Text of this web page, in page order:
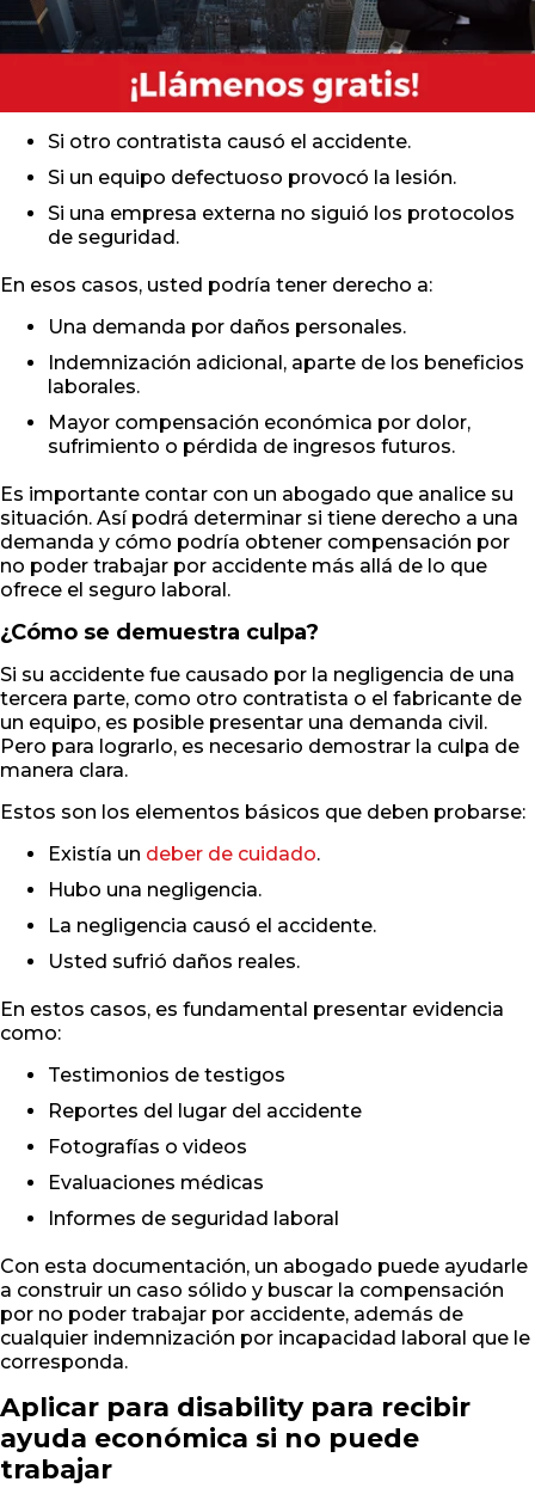
Si otro contratista causó el accidente.
Si un equipo defectuoso provocó la lesión.
Si una empresa externa no siguió los protocolos
de seguridad.
En esos casos, usted podría tener derecho a:
Una demanda por daños personales.
Indemnización adicional, aparte de los beneficios
laborales.
Mayor compensación económica por dolor,
sufrimiento o pérdida de ingresos futuros.
Es importante contar con un abogado que analice su
situación. Así podrá determinar si tiene derecho a una
demanda y cómo podría obtener compensación por
no poder trabajar por accidente más allá de lo que
ofrece el seguro laboral.
¿Cómo se demuestra culpa?
Si su accidente fue causado por la negligencia de una
tercera parte, como otro contratista o el fabricante de
un equipo, es posible presentar una demanda civil.
Pero para lograrlo, es necesario demostrar la culpa de
manera clara.
Estos son los elementos básicos que deben probarse:
Existía un deber de cuidado.
Hubo una negligencia.
La negligencia causó el accidente.
Usted sufrió daños reales.
En estos casos, es fundamental presentar evidencia
como:
Testimonios de testigos
Reportes del lugar del accidente
Fotografías o videos
Evaluaciones médicas
Informes de seguridad laboral
Con esta documentación, un abogado puede ayudarle
a construir un caso sólido y buscar la compensación
por no poder trabajar por accidente, además de
cualquier indemnización por incapacidad laboral que le
corresponda.
Aplicar para disability para recibir
ayuda económica si no puede
trabajar